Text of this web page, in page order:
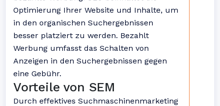
Optimierung Ihrer Website und Inhalte, um
in den organischen Suchergebnissen
besser platziert zu werden. Bezahlt
Werbung umfasst das Schalten von
Anzeigen in den Suchergebnissen gegen
eine Gebühr.
Vorteile von SEM
Durch effektives Suchmaschinenmarketing